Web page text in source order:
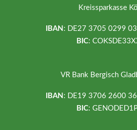
Kreissparkasse
IBAN : DE27 3705 0299
BIC:
VR Bank Bergisch
IBAN : DE19 3706 2600
BIC: